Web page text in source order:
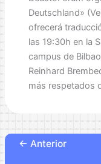
Deutschland»
ofrecerá
las 19:30h en la
campus de
Reinhard
más respetados
← Anterior